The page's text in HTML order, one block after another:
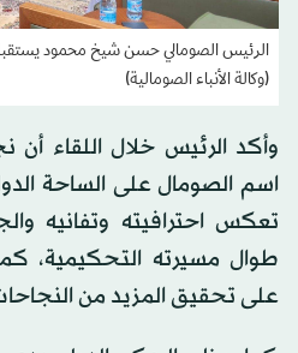
الرئيس الصومالي حسن شيخ محمود يستقبل
(وكالة الأنباء الصومالية)
وأكد الرئيس خلال اللقاء
اسم الصومال على الساحة
تعكس احترافيته وتفانيه
طوال مسيرته التحكيمية،
على تحقيق المزيد من